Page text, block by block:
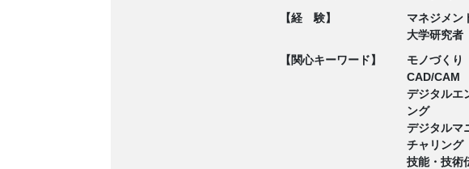
【経 験】
マネジメン
大学研究者
【関心キーワード】
モノづくり
CAD/CAM
デジタルエ
ング
デジタルマ
チャリング
技能・技術